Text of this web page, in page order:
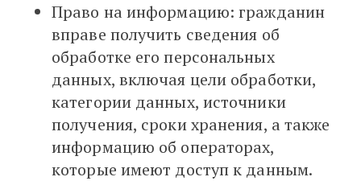
Право на информацию: гражданин
вправе получить сведения об
обработке его персональных
данных, включая цели обработки,
категории данных, источники
получения, сроки хранения, а также
информацию об операторах,
которые имеют доступ к данным.